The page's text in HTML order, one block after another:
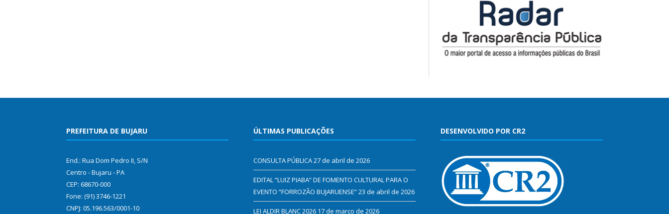
PREFEITURA DE BUJARU
End.: Rua Dom Pedro II, S/N
Centro - Bujaru - PA
CEP: 68670-000
Fone: (91) 3746-1221
CNPJ: 05.196.563/0001-10
ÚLTIMAS PUBLICAÇÕES
CONSULTA PÚBLICA27 de abril de 2026
EDITAL “LUIZ PIABA” DE FOMENTO CULTURAL PARA O
EVENTO “FORROZÃO BUJARUENSE”23 de abril de 2026
LEI ALDIR BLANC 2026 17 de março de 2026
DESENVOLVIDO POR CR2